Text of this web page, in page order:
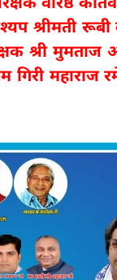
श्रीमती
श्री
महाराज